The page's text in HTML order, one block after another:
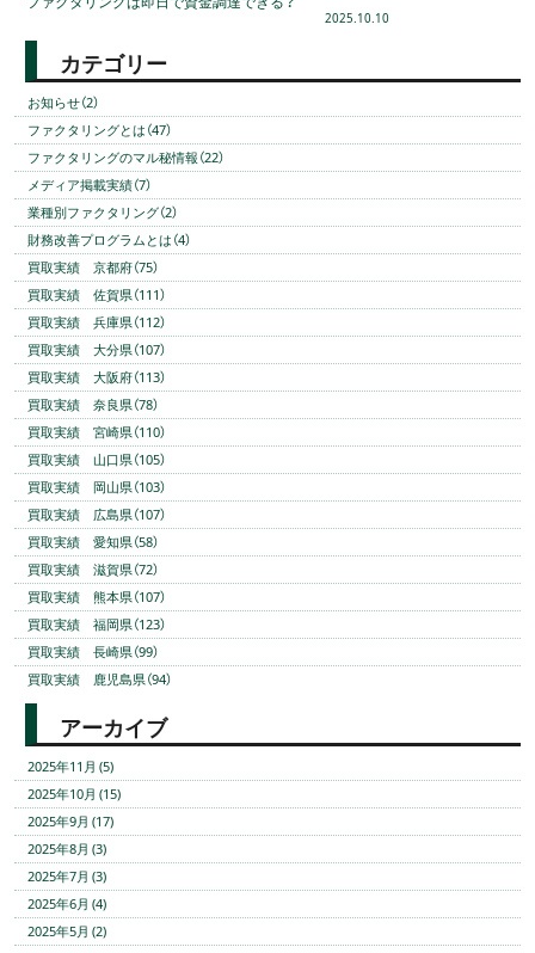
2025.10.10
カテゴリー
お知らせ（2）
ファクタリングとは（47）
ファクタリングのマル秘情報（22）
メディア掲載実績（7）
業種別ファクタリング（2）
財務改善プログラムとは（4）
買取実績 京都府（75）
買取実績 佐賀県（111）
買取実績 兵庫県（112）
買取実績 大分県（107）
買取実績 大阪府（113）
買取実績 奈良県（78）
買取実績 宮崎県（110）
買取実績 山口県（105）
買取実績 岡山県（103）
買取実績 広島県（107）
買取実績 愛知県（58）
買取実績 滋賀県（72）
買取実績 熊本県（107）
買取実績 福岡県（123）
買取実績 長崎県（99）
買取実績 鹿児島県（94）
アーカイブ
2025年11月 (5)
2025年10月 (15)
2025年9月 (17)
2025年8月 (3)
2025年7月 (3)
2025年6月 (4)
2025年5月 (2)